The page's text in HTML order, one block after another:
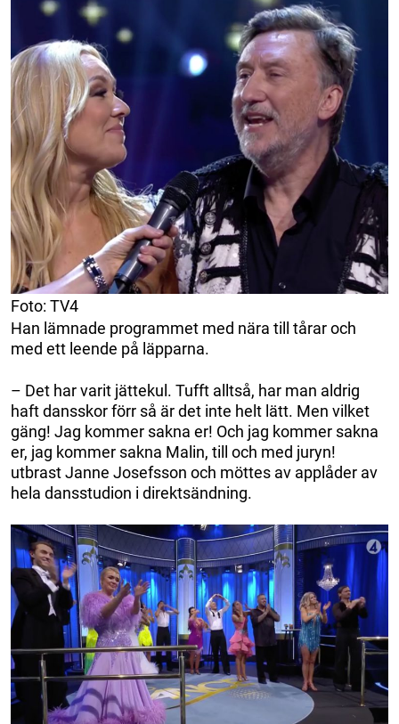
Foto: TV4
Han lämnade programmet med nära till tårar och
med ett leende på läpparna.
– Det har varit jättekul. Tufft alltså, har man aldrig
haft dansskor förr så är det inte helt lätt. Men vilket
gäng! Jag kommer sakna er! Och jag kommer sakna
er, jag kommer sakna Malin, till och med juryn!
utbrast Janne Josefsson och möttes av applåder av
hela dansstudion i direktsändning.